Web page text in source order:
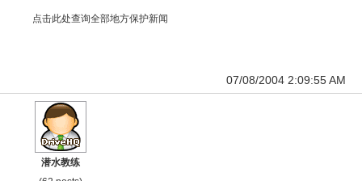
点击此处查询全部地方保护新闻
07/08/2004 2:09:55 AM
潜水教练